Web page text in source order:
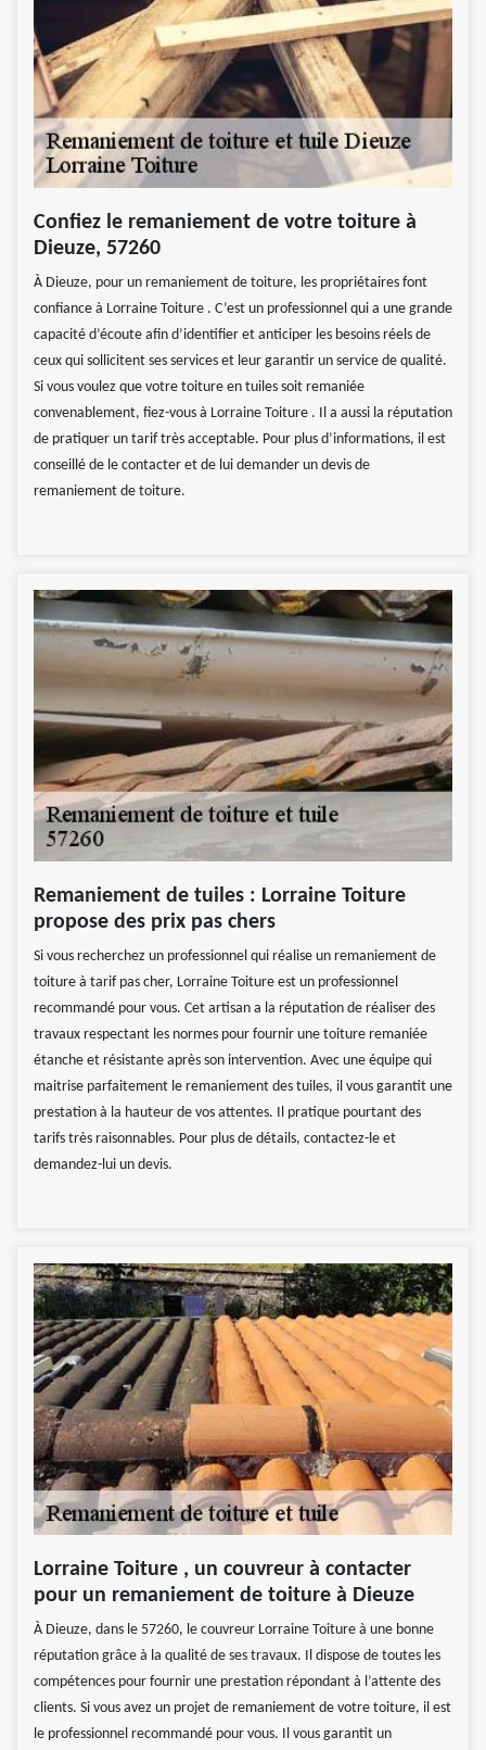
Confiez le remaniement de votre toiture à
Dieuze, 57260
À Dieuze, pour un remaniement de toiture, les propriétaires font
confiance à Lorraine Toiture . C’est un professionnel qui a une grande
capacité d’écoute afin d’identifier et anticiper les besoins réels de
ceux qui sollicitent ses services et leur garantir un service de qualité.
Si vous voulez que votre toiture en tuiles soit remaniée
convenablement, fiez-vous à Lorraine Toiture . Il a aussi la réputation
de pratiquer un tarif très acceptable. Pour plus d’informations, il est
conseillé de le contacter et de lui demander un devis de
remaniement de toiture.
Remaniement de tuiles : Lorraine Toiture
propose des prix pas chers
Si vous recherchez un professionnel qui réalise un remaniement de
toiture à tarif pas cher, Lorraine Toiture est un professionnel
recommandé pour vous. Cet artisan a la réputation de réaliser des
travaux respectant les normes pour fournir une toiture remaniée
étanche et résistante après son intervention. Avec une équipe qui
maitrise parfaitement le remaniement des tuiles, il vous garantit une
prestation à la hauteur de vos attentes. Il pratique pourtant des
tarifs très raisonnables. Pour plus de détails, contactez-le et
demandez-lui un devis.
Lorraine Toiture , un couvreur à contacter
pour un remaniement de toiture à Dieuze
À Dieuze, dans le 57260, le couvreur Lorraine Toiture à une bonne
réputation grâce à la qualité de ses travaux. Il dispose de toutes les
compétences pour fournir une prestation répondant à l’attente des
clients. Si vous avez un projet de remaniement de votre toiture, il est
le professionnel recommandé pour vous. Il vous garantit un